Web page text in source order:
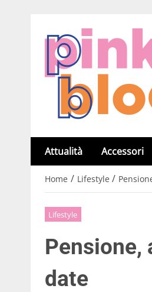
Attualità Accessori
Home / Lifestyle /
Lifestyle
Pensione,
date